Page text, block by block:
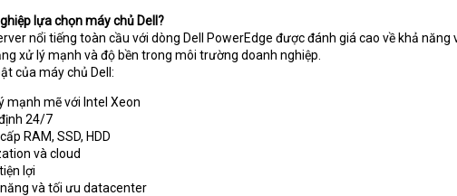
lựa chọn máy chủ Dell?
nổi tiếng toàn cầu với dòng Dell PowerEdge được đánh giá cao về khả năng
xử lý mạnh và độ bền trong môi trường doanh nghiệp.
của máy chủ Dell:
mạnh mẽ với Intel Xeon
24/7
RAM, SSD, HDD
và cloud
lợi
và tối ưu datacenter